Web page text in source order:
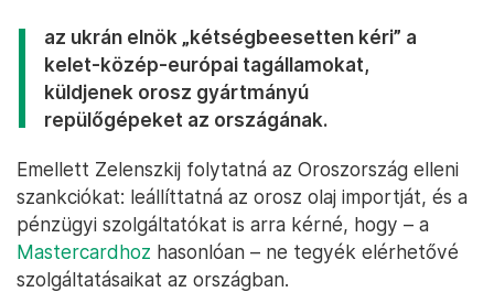
az ukrán elnök „kétségbeesetten kéri” a
kelet-közép-európai tagállamokat,
küldjenek orosz gyártmányú
repülőgépeket az országának.
Emellett Zelenszkij folytatná az Oroszország elleni
szankciókat: leállíttatná az orosz olaj importját, és a
pénzügyi szolgáltatókat is arra kérné, hogy – a
Mastercardhoz hasonlóan – ne tegyék elérhetővé
szolgáltatásaikat az országban.